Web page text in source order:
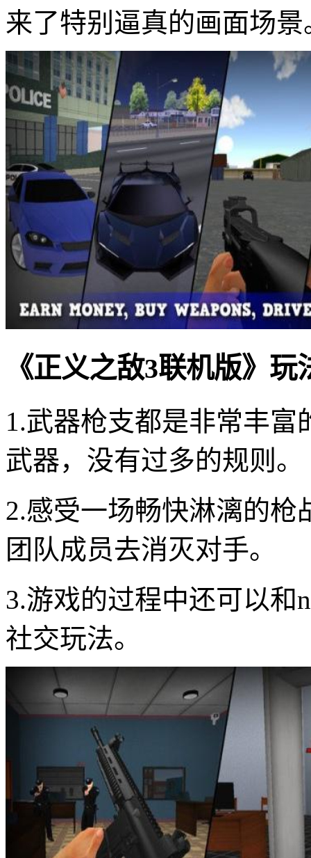
来了特别逼真的画面场景
《正义之敌3联机版》玩
1.武器枪支都是非常丰
武器，没有过多的规则。
2.感受一场畅快淋漓的
团队成员去消灭对手。
3.游戏的过程中还可以和
社交玩法。